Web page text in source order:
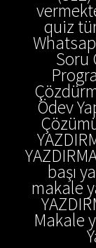
quiz
Soru
Ödev
başı
makale
Makale